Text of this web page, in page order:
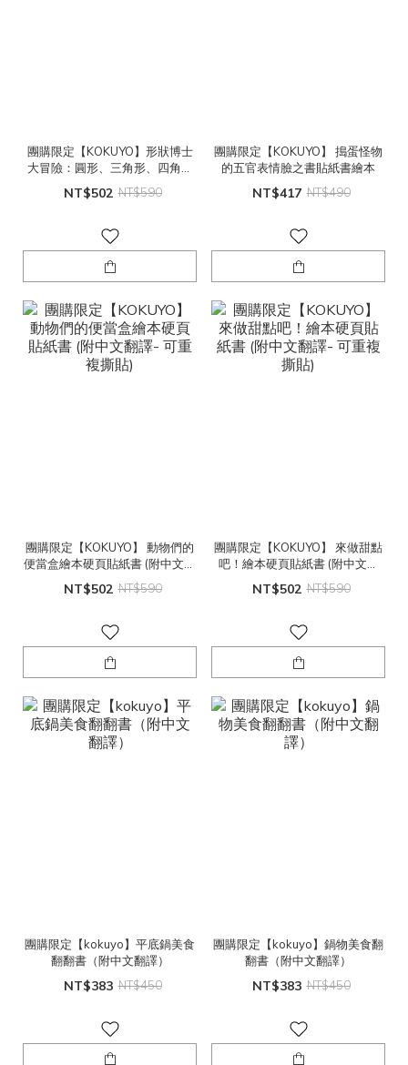
團購限定【KOKUYO】形狀博士
大冒險：圓形、三角形、四角形
出動！硬頁繪本貼紙書 (附中文翻
譯- 可重複撕貼)
NT$502 NT$590
團購限定【KOKUYO】 搗蛋怪物
的五官表情臉之書貼紙書繪本
NT$417 NT$490
團購限定【KOKUYO】 動物們的
便當盒繪本硬頁貼紙書 (附中文翻
譯- 可重複撕貼)
NT$502 NT$590
團購限定【KOKUYO】 來做甜點
吧！繪本硬頁貼紙書 (附中文翻
譯- 可重複撕貼)
NT$502 NT$590
團購限定【kokuyo】平底鍋美食
翻翻書（附中文翻譯）
NT$383 NT$450
團購限定【kokuyo】鍋物美食翻
翻書（附中文翻譯）
NT$383 NT$450